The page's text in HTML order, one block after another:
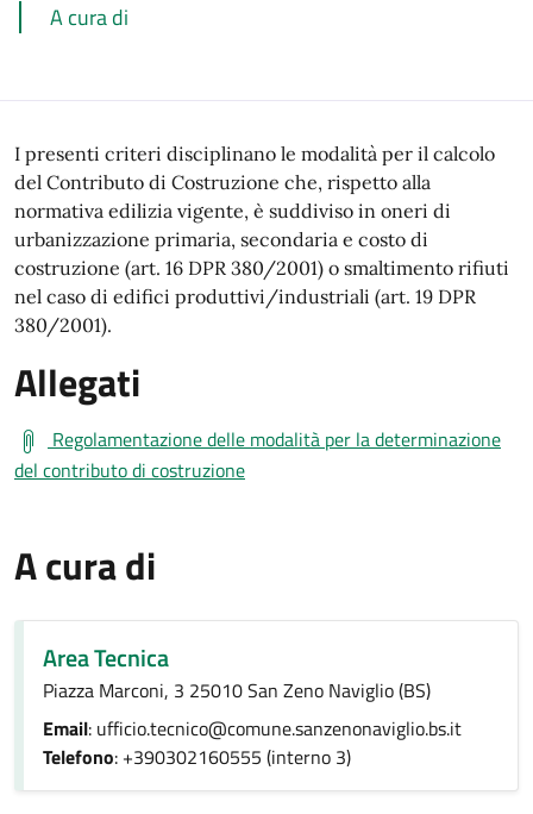
A cura di
I presenti criteri disciplinano le modalità per il calcolo
del Contributo di Costruzione che, rispetto alla
normativa edilizia vigente, è suddiviso in oneri di
urbanizzazione primaria, secondaria e costo di
costruzione (art. 16 DPR 380/2001) o smaltimento rifiuti
nel caso di edifici produttivi/industriali (art. 19 DPR
380/2001).
Allegati
Regolamentazione delle modalità per la determinazione
del contributo di costruzione
A cura di
Area Tecnica
Piazza Marconi, 3 25010 San Zeno Naviglio (BS)
Email: ufficio.tecnico@comune.sanzenonaviglio.bs.it
Telefono: +390302160555 (interno 3)